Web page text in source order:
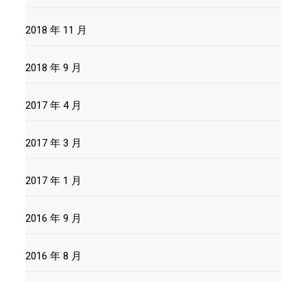
2018 年 11 月
2018 年 9 月
2017 年 4 月
2017 年 3 月
2017 年 1 月
2016 年 9 月
2016 年 8 月